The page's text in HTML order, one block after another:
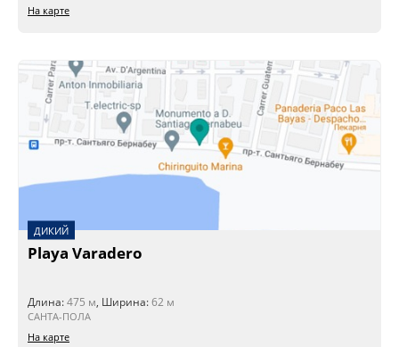
На карте
ДИКИЙ
Playa Varadero
Длина:475 м, Ширина:62 м
САНТА-ПОЛА
На карте